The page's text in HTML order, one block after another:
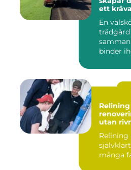
ett
En
trädgård
binder
utan
många